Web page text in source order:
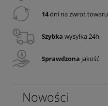
14dni na zwrot towaru
Szybka wysyłka 24h
Sprawdzona jakość
Nowości